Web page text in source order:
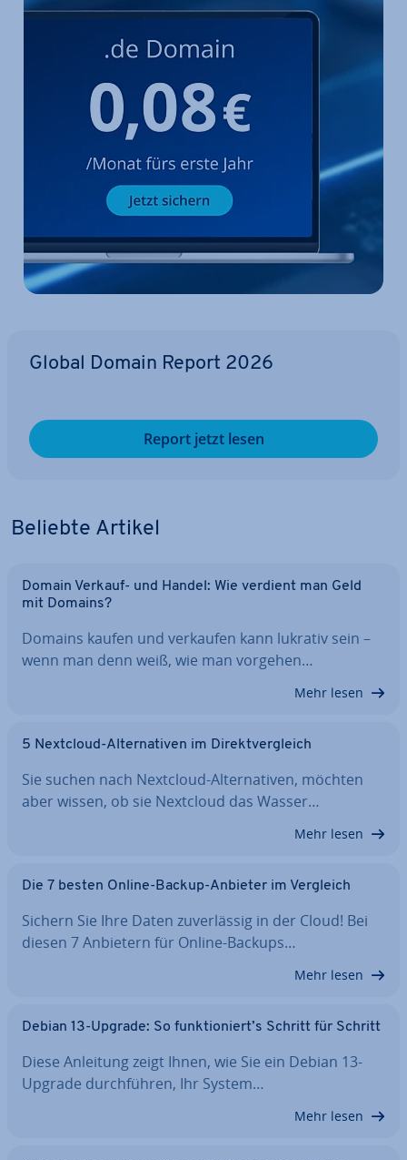
Global Domain Report 2026
Report jetzt lesen
Beliebte Artikel
Domain Verkauf- und Handel: Wie verdient man Geld
mit Domains?
Domains kaufen und verkaufen kann lukrativ sein –
wenn man denn weiß, wie man vorgehen…
Mehr lesen
5 Nextcloud-Al­ter­na­ti­ven im Di­rekt­ver­gleich
Sie suchen nach Nextcloud-Al­ter­na­ti­ven, möchten
aber wissen, ob sie Nextcloud das Wasser…
Mehr lesen
Die 7 besten Online-Backup-Anbieter im Vergleich
Sichern Sie Ihre Daten zu­ver­läs­sig in der Cloud! Bei
diesen 7 Anbietern für Online-Backups…
Mehr lesen
Debian 13-Upgrade: So funk­tio­niert’s Schritt für Schritt
Diese Anleitung zeigt Ihnen, wie Sie ein Debian 13-
Upgrade durch­füh­ren, Ihr System…
Mehr lesen